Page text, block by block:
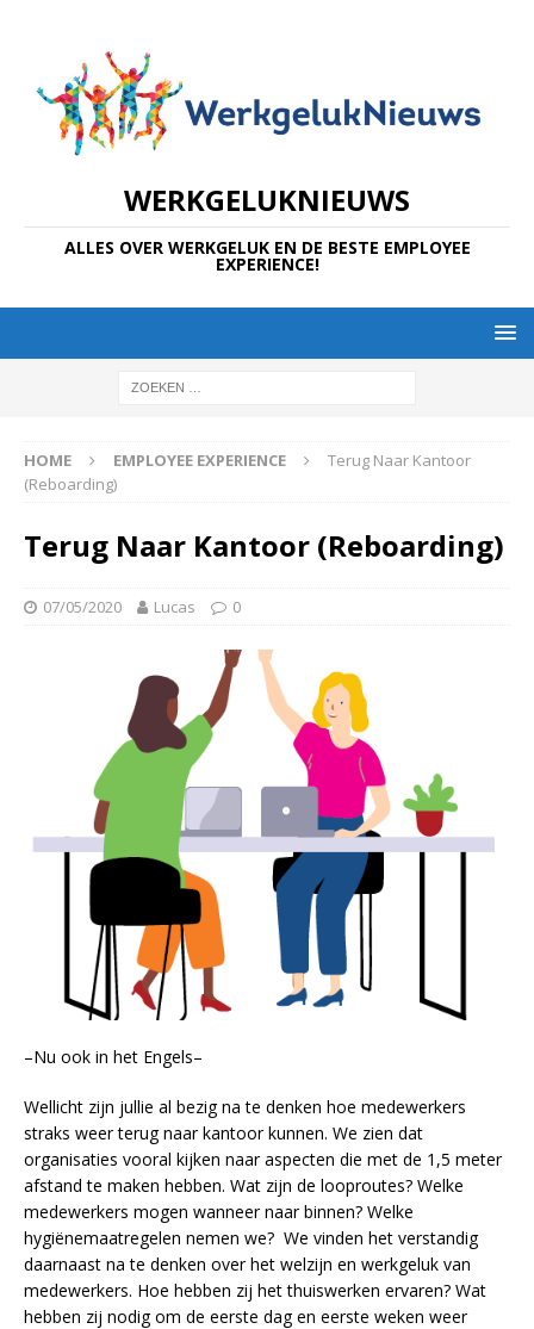
WERKGELUKNIEUWS
ALLES OVER WERKGELUK EN DE BESTE EMPLOYEE
EXPERIENCE!
HOME EMPLOYEE EXPERIENCE
Terug Naar Kantoor
(Reboarding)
Terug Naar Kantoor (Reboarding)
07/05/2020 Lucas 0
–Nu ook in het Engels–
Wellicht zijn jullie al bezig na te denken hoe medewerkers
straks weer terug naar kantoor kunnen. We zien dat
organisaties vooral kijken naar aspecten die met de 1,5 meter
afstand te maken hebben. Wat zijn de looproutes? Welke
medewerkers mogen wanneer naar binnen? Welke
hygiënemaatregelen nemen we? We vinden het verstandig
daarnaast na te denken over het welzijn en werkgeluk van
medewerkers. Hoe hebben zij het thuiswerken ervaren? Wat
hebben zij nodig om de eerste dag en eerste weken weer